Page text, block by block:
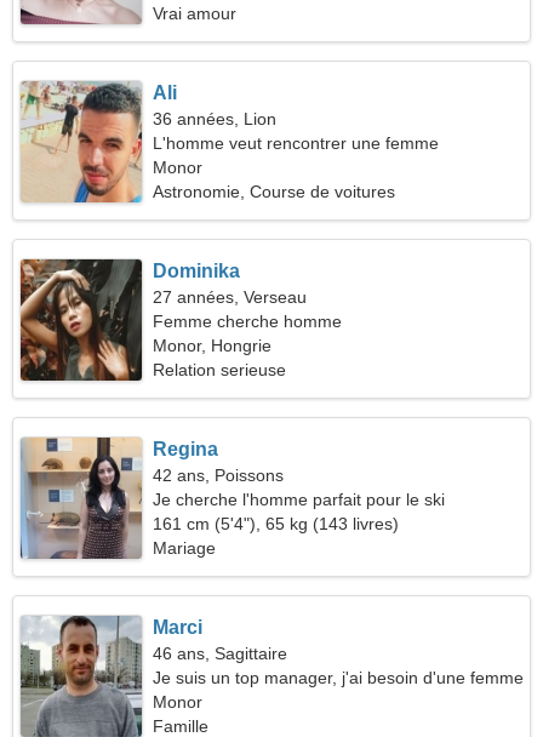
Vrai amour
Ali
36 années, Lion
L'homme veut rencontrer une femme
Monor
Astronomie, Course de voitures
Dominika
27 années, Verseau
Femme cherche homme
Monor, Hongrie
Relation serieuse
Regina
42 ans, Poissons
Je cherche l'homme parfait pour le ski
161 cm (5'4"), 65 kg (143 livres)
Mariage
Marci
46 ans, Sagittaire
Je suis un top manager, j'ai besoin d'une femme
énergique
Monor
Famille